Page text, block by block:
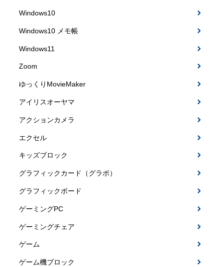
Windows10
Windows10 メモ帳
Windows11
Zoom
ゆっくりMovieMaker
アイリスオーヤマ
アクションカメラ
エクセル
キッズブロック
グラフィックカード（グラボ）
グラフィックボード
ゲーミングPC
ゲーミングチェア
ゲーム
ゲーム機ブロック